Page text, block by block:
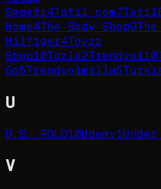
Sepeti4Tatil.com7
Home4The Body Shop9
Hilfiger4Toyzz
Shop10Tozlu2Trendyol10
Go5Trendyolmilla5
U
U.S. POLO10Udemy1
V